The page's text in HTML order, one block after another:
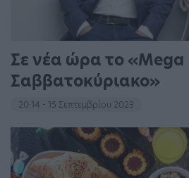
Σε νέα ώρα το «Mega
Σαββατοκύριακο»
20:14 - 15 Σεπτεμβρίου 2023